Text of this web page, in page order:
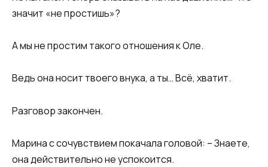
значит «не простишь»?
А мы не простим такого отношения к Оле.
Ведь она носит твоего внука, а ты… Всё, хватит.
Разговор закончен.
Марина с сочувствием покачала головой: – Знаете,
она действительно не успокоится.